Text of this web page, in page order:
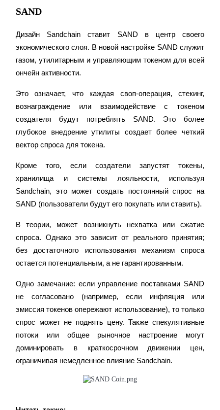
Руководство для начинающих по фьючерсам
Узнайте, как оставаться прибыльным
Заработок
Силовая свинья
Получайте конкурентные награды ежедневно
SAND
Дизайн Sandchain ставит SAND в центр своего
экономического слоя. В новой настройке SAND служит
газом, утилитарным и управляющим токеном для всей
ончейн активности.
Это означает, что каждая своп-операция, стекинг,
вознаграждение или взаимодействие с токеном
создателя будут потреблять SAND. Это более
глубокое внедрение утилиты создает более четкий
вектор спроса для токена.
Кроме того, если создатели запустят токены,
хранилища и системы лояльности, используя
Sandchain, это может создать постоянный спрос на
SAND (пользователи будут его покупать или ставить).
В теории, может возникнуть нехватка или сжатие
спроса. Однако это зависит от реального принятия;
без достаточного использования механизм спроса
остается потенциальным, а не гарантированным.
Одно замечание: если управление поставками SAND
не согласовано (например, если инфляция или
эмиссия токенов опережают использование), то только
спрос может не поднять цену. Также спекулятивные
потоки или общее рыночное настроение могут
доминировать в краткосрочном движении цен,
ограничивая немедленное влияние Sandchain.